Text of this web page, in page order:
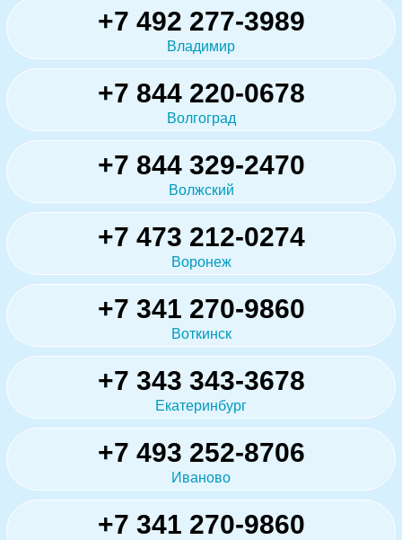
+7 492 277-3989
Владимир
+7 844 220-0678
Волгоград
+7 844 329-2470
Волжский
+7 473 212-0274
Воронеж
+7 341 270-9860
Воткинск
+7 343 343-3678
Екатеринбург
+7 493 252-8706
Иваново
+7 341 270-9860